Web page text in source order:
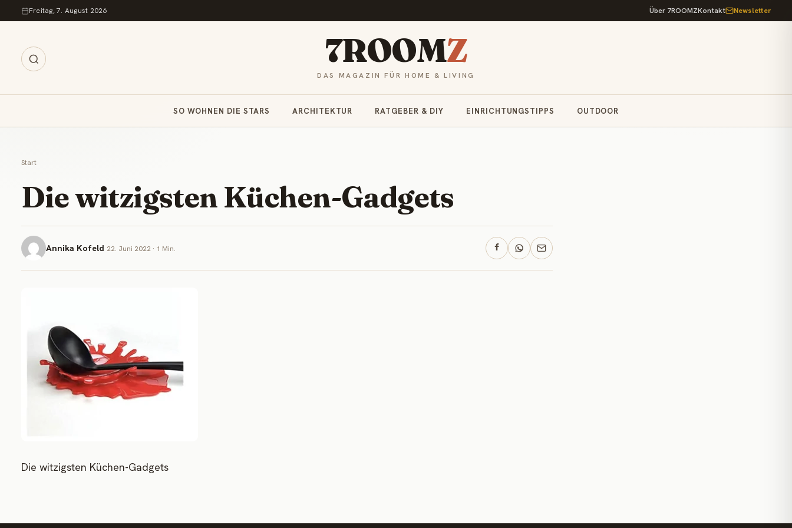
Zum Inhalt springen
Freitag, 7. August 2026 Über 7ROOMZKontakt Newsletter
7ROOMZ
DAS MAGAZIN FÜR HOME & LIVING
SO WOHNEN DIE STARS ARCHITEKTUR RATGEBER & DIY EINRICHTUNGSTIPPS OUTDOOR
Start
Die witzigsten Küchen-Gadgets
Annika Kofeld 22. Juni 2022 · 1 Min.
Die witzigsten Küchen-Gadgets